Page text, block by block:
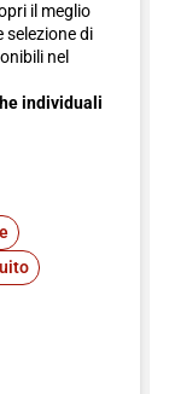
il meglio
selezione di
nel
individuali